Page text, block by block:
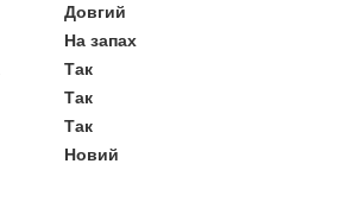
Довгий
На запах
Так
Так
Так
Новий